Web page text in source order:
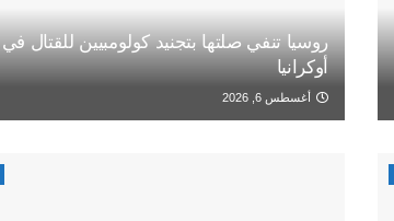
روسيا تنفي صلتها بتجنيد كولومبيين للقتال في
أوكرانيا
أغسطس 6, 2026